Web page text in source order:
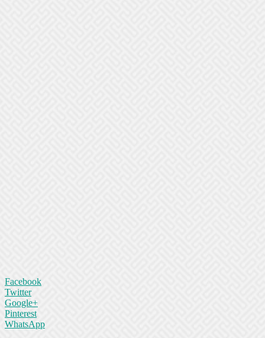
Facebook
Twitter
Google+
Pinterest
WhatsApp